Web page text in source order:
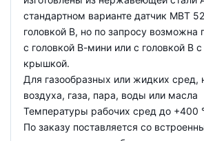
стандартном варианте датчик MBT
головкой В, но по запросу возможна
с головкой В-мини или с головкой В
крышкой.
Для газообразных или жидких сред,
воздуха, газа, пара, воды или масла
Температуры рабочих сред до +400
По заказу поставляется со